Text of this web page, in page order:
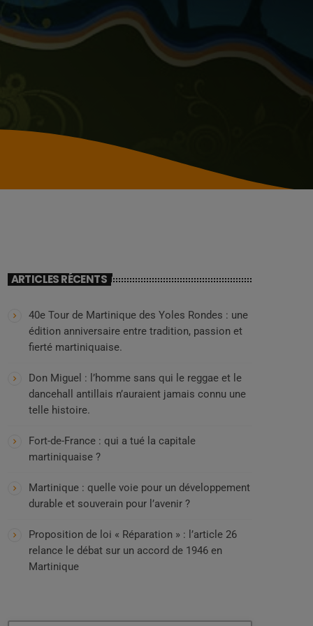
ARTICLES RÉCENTS
40e Tour de Martinique des Yoles Rondes : une
édition anniversaire entre tradition, passion et
fierté martiniquaise.
Don Miguel : l’homme sans qui le reggae et le
dancehall antillais n’auraient jamais connu une
telle histoire.
Fort-de-France : qui a tué la capitale
martiniquaise ?
Martinique : quelle voie pour un développement
durable et souverain pour l’avenir ?
Proposition de loi « Réparation » : l’article 26
relance le débat sur un accord de 1946 en
Martinique